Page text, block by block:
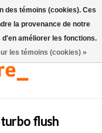
flush
des témoins (cookies). Ces
la provenance de notre
améliorer les fonctions.
les témoins (cookies) »